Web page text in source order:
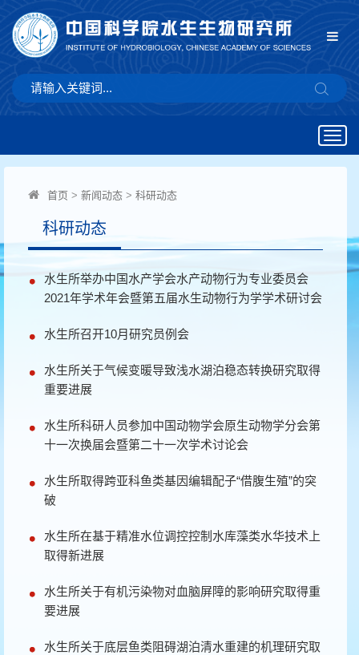
首页 > 新闻动态 > 科研动态
科研动态
水生所举办中国水产学会水产动物行为专业委员会
2021年学术年会暨第五届水生动物行为学学术研讨会
水生所召开10月研究员例会
水生所关于气候变暖导致浅水湖泊稳态转换研究取得
重要进展
水生所科研人员参加中国动物学会原生动物学分会第
十一次换届会暨第二十一次学术讨论会
水生所取得跨亚科鱼类基因编辑配子“借腹生殖”的突
破
水生所在基于精准水位调控控制水库藻类水华技术上
取得新进展
水生所关于有机污染物对血脑屏障的影响研究取得重
要进展
水生所关于底层鱼类阻碍湖泊清水重建的机理研究取